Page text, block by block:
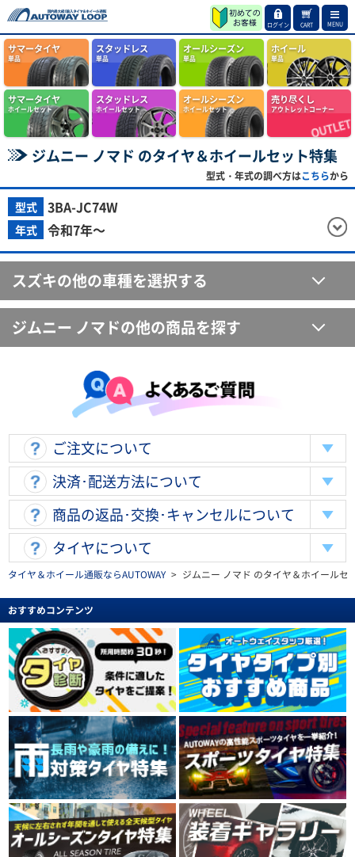
ログイン CART MENU
サマータイヤ
単品
スタッドレス
単品
オールシーズン
単品
ホイール
単品
サマータイヤ
ホイールセット
スタッドレス
ホイールセット
オールシーズン
ホイールセット
売り尽くし
アウトレットコーナー
ジムニー ノマド のタイヤ＆ホイールセット特集
型式・年式の調べ方はこちらから
型式 3BA-JC74W
年式 令和7年～
スズキの他の車種を選択する
ジムニー ノマドの他の商品を探す
ご注文について
決済･配送方法について
商品の返品･交換･キャンセルについて
タイヤについて
タイヤ＆ホイール通販ならAUTOWAY > ジムニー ノマド のタイヤ＆ホイールセ
おすすめコンテンツ